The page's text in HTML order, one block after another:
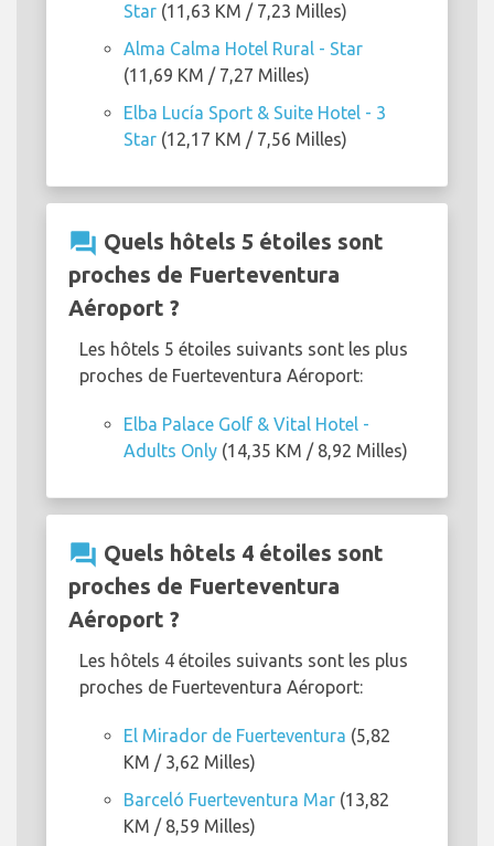
Star (11,63 KM / 7,23 Milles)
Alma Calma Hotel Rural - Star
(11,69 KM / 7,27 Milles)
Elba Lucía Sport & Suite Hotel - 3
Star (12,17 KM / 7,56 Milles)
question_answer Quels hôtels 5 étoiles sont
proches de Fuerteventura
Aéroport ?
Les hôtels 5 étoiles suivants sont les plus
proches de Fuerteventura Aéroport:
Elba Palace Golf & Vital Hotel -
Adults Only (14,35 KM / 8,92 Milles)
question_answer Quels hôtels 4 étoiles sont
proches de Fuerteventura
Aéroport ?
Les hôtels 4 étoiles suivants sont les plus
proches de Fuerteventura Aéroport:
El Mirador de Fuerteventura (5,82
KM / 3,62 Milles)
Barceló Fuerteventura Mar (13,82
KM / 8,59 Milles)